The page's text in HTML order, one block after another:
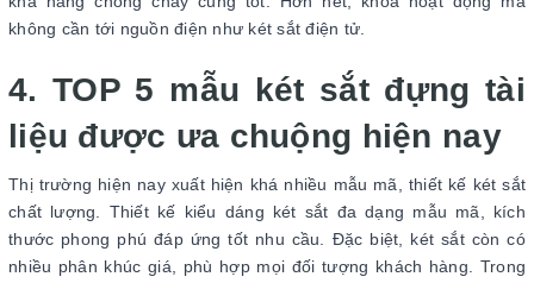
không cần tới nguồn điện như két sắt điện tử.
4. TOP 5 mẫu két sắt đựng tài
liệu được ưa chuộng hiện nay
Thị trường hiện nay xuất hiện khá nhiều mẫu mã, thiết kế két sắt
chất lượng. Thiết kế kiểu dáng két sắt đa dạng mẫu mã, kích
thước phong phú đáp ứng tốt nhu cầu. Đặc biệt, két sắt còn có
nhiều phân khúc giá, phù hợp mọi đối tượng khách hàng. Trong